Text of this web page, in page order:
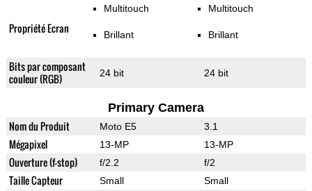
Propriété Ecran
Multitouch
Brillant
Multitouch
Brillant
Bits par composant
couleur (RGB)
24 bit 24 bit
Primary Camera
Nom du Produit Moto E5 3.1
Mégapixel 13-MP 13-MP
Ouverture (f-stop) f/2.2 f/2
Taille Capteur Small Small